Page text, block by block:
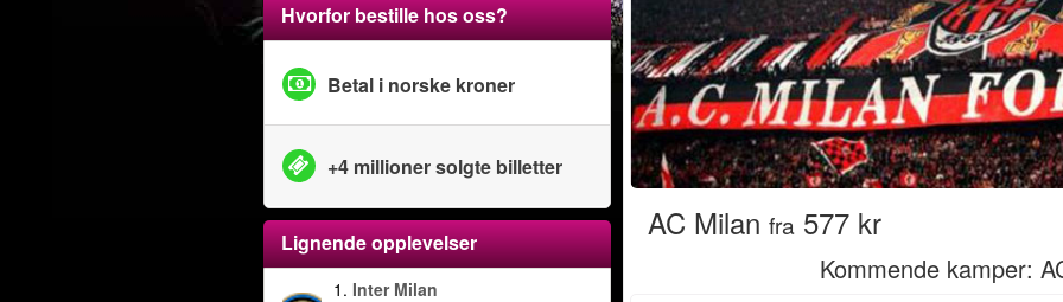
Hvorfor bestille hos oss?
Betal i norske kroner
+4 millioner solgte billetter
Lignende opplevelser
1. Inter Milan
AC Milan fra 577 kr
Kommende kamper: